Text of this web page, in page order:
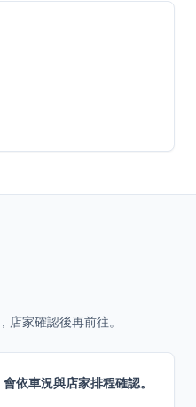
店家確認後再前往。
依車況與店家排程確認。